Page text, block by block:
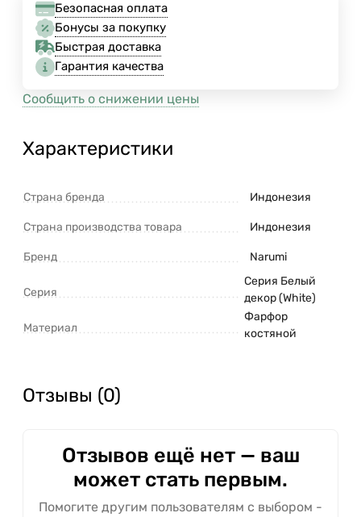
Безопасная оплата
Бонусы за покупку
Быстрая доставка
Гарантия качества
Сообщить о снижении цены
Характеристики
Страна бренда Индонезия
Страна производства товара Индонезия
Бренд Narumi
Серия
Серия Белый
декор (White)
Материал
Фарфор
костяной
Отзывы (0)
Отзывов ещё нет — ваш
может стать первым.
Помогите другим пользователям с выбором -